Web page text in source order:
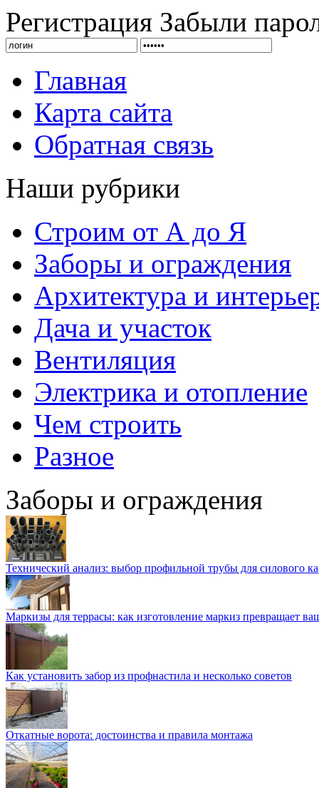
Регистрация Забыли
Главная
Карта сайта
Обратная связь
Наши рубрики
Строим от А до Я
Заборы и ограждения
Архитектура и
Дача и участок
Вентиляция
Электрика и отопление
Чем строить
Разное
Заборы и ограждения
Технический анализ: выбор профильной трубы для силового
Маркизы для террасы: как изготовление маркиз превращает
Как установить забор из профнастила и несколько советов
Откатные ворота: достоинства и правила монтажа